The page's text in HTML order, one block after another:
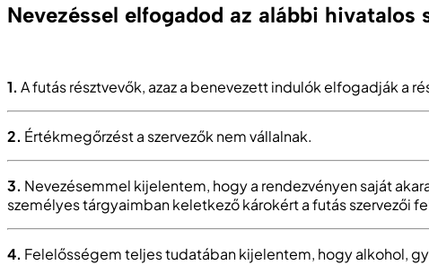
Nevezéssel elfogadod az alábbi hivatalos
1. A futás résztvevők, azaz a benevezett indulók elfogadják a
2. Értékmegőrzést a szervezők nem vállalnak.
3. Nevezésemmel kijelentem, hogy a rendezvényen saját
személyes tárgyaimban keletkező károkért a futás szervezői
4. Felelősségem teljes tudatában kijelentem, hogy alkohol,